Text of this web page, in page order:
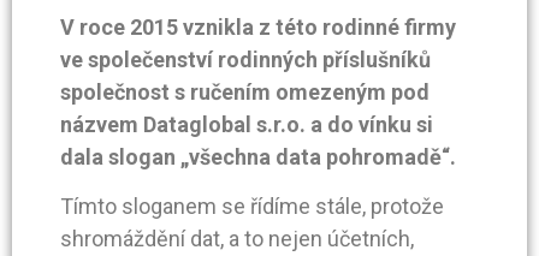
V roce 2015 vznikla z této rodinné firmy
ve společenství rodinných příslušníků
společnost s ručením omezeným pod
názvem Dataglobal s.r.o. a do vínku si
dala slogan „všechna data pohromadě“.
Tímto sloganem se řídíme stále, protože
shromáždění dat, a to nejen účetních,